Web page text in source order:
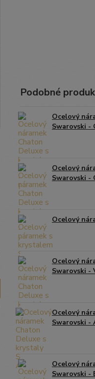
Podobné
Ocelový
Swarovski -
Ocelový
Swarovski -
Ocelový
Ocelový
Swarovski -
Ocelový
Swarovski -
Ocelový
Swarovski -